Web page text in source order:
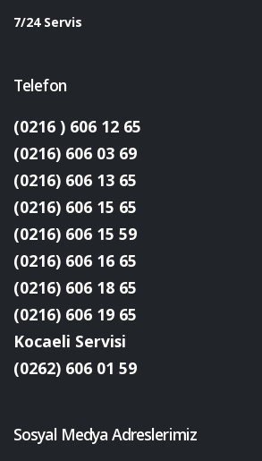
7/24 Servis
Telefon
(0216 ) 606 12 65
(0216) 606 03 69
(0216) 606 13 65
(0216) 606 15 65
(0216) 606 15 59
(0216) 606 16 65
(0216) 606 18 65
(0216) 606 19 65
Kocaeli Servisi
(0262) 606 01 59
Sosyal Medya Adreslerimiz